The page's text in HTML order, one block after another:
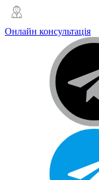
Онлайн консультація